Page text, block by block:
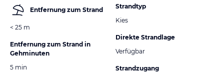
Entfernung zum Strand
< 25 m
Entfernung zum Strand in
Gehminuten
5 min
Strandtyp
Kies
Direkte Strandlage
Verfügbar
Strandzugang